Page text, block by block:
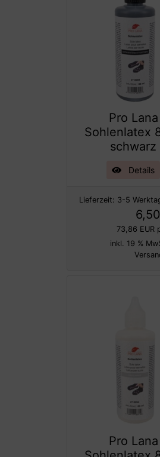
Pro Lana
Sohlenlatex
schwarz
Details
Lieferzeit: 3-5
73,86 EUR
inkl. 19 %
Pro Lana